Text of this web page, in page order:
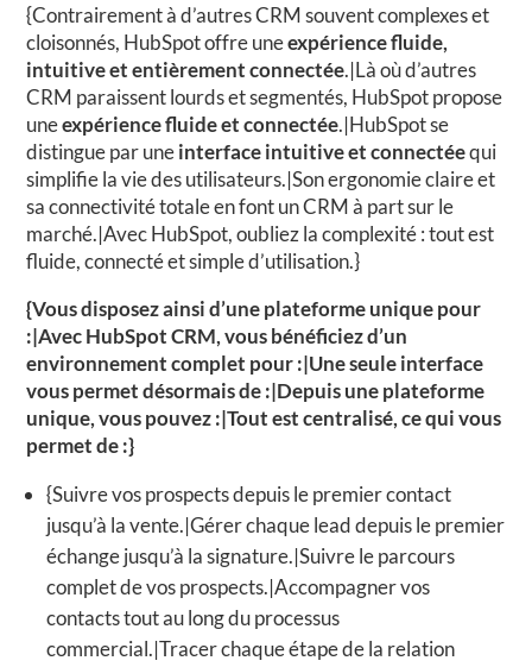
{Contrairement à d’autres CRM souvent complexes et
cloisonnés, HubSpot offre uneexpérience fluide,
intuitive et entièrement connectée.|Là où d’autres
CRM paraissent lourds et segmentés, HubSpot propose
uneexpérience fluide et connectée.|HubSpot se
distingue par uneinterface intuitive et connectéequi
simplifie la vie des utilisateurs.|Son ergonomie claire et
sa connectivité totale en font un CRM à part sur le
marché.|Avec HubSpot, oubliez la complexité : tout est
fluide, connecté et simple d’utilisation.}
{Vous disposez ainsi d’une plateforme unique pour
:|Avec HubSpot CRM, vous bénéficiez d’un
environnement complet pour :|Une seule interface
vous permet désormais de :|Depuis une plateforme
unique, vous pouvez :|Tout est centralisé, ce qui vous
permet de :}
{Suivre vos prospects depuis le premier contact
jusqu’à la vente.|Gérer chaque lead depuis le premier
échange jusqu’à la signature.|Suivre le parcours
complet de vos prospects.|Accompagner vos
contacts tout au long du processus
commercial.|Tracer chaque étape de la relation